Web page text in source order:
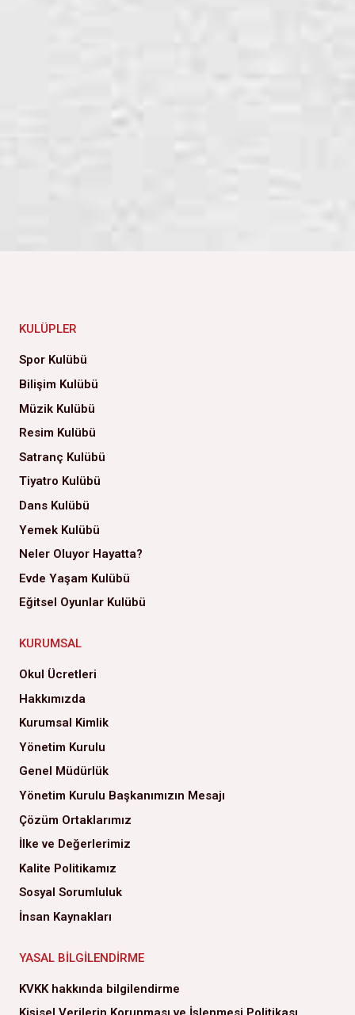
KULÜPLER
Spor Kulübü
Bilişim Kulübü
Müzik Kulübü
Resim Kulübü
Satranç Kulübü
Tiyatro Kulübü
Dans Kulübü
Yemek Kulübü
Neler Oluyor Hayatta?
Evde Yaşam Kulübü
Eğitsel Oyunlar Kulübü
KURUMSAL
Okul Ücretleri
Hakkımızda
Kurumsal Kimlik
Yönetim Kurulu
Genel Müdürlük
Yönetim Kurulu Başkanımızın Mesajı
Çözüm Ortaklarımız
İlke ve Değerlerimiz
Kalite Politikamız
Sosyal Sorumluluk
İnsan Kaynakları
YASAL BILGILENDIRME
KVKK hakkında bilgilendirme